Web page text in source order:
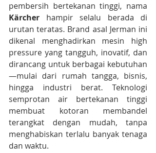
Kärcher hampir selalu berada di
urutan teratas. Brand asal Jerman ini
dikenal menghadirkan mesin high
pressure yang tangguh, inovatif, dan
dirancang untuk berbagai kebutuhan
—mulai dari rumah tangga, bisnis,
hingga industri berat. Teknologi
semprotan air bertekanan tinggi
membuat kotoran membandel
terangkat dengan mudah, tanpa
menghabiskan terlalu banyak tenaga
dan waktu.